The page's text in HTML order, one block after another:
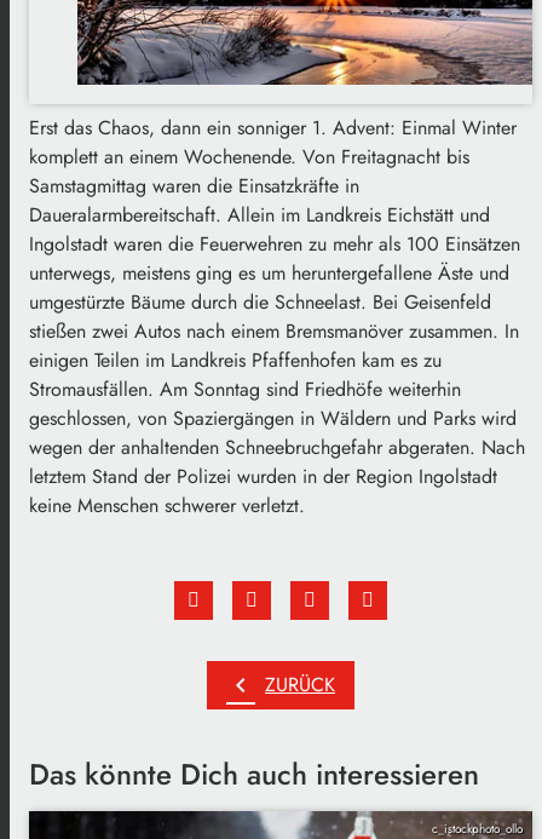
Erst das Chaos, dann ein sonniger 1. Advent: Einmal Winter
komplett an einem Wochenende. Von Freitagnacht bis
Samstagmittag waren die Einsatzkräfte in
Daueralarmbereitschaft. Allein im Landkreis Eichstätt und
Ingolstadt waren die Feuerwehren zu mehr als 100 Einsätzen
unterwegs, meistens ging es um heruntergefallene Äste und
umgestürzte Bäume durch die Schneelast. Bei Geisenfeld
stießen zwei Autos nach einem Bremsmanöver zusammen. In
einigen Teilen im Landkreis Pfaffenhofen kam es zu
Stromausfällen. Am Sonntag sind Friedhöfe weiterhin
geschlossen, von Spaziergängen in Wäldern und Parks wird
wegen der anhaltenden Schneebruchgefahr abgeraten. Nach
letztem Stand der Polizei wurden in der Region Ingolstadt
keine Menschen schwerer verletzt.
chevron_left ZURÜCK
Das könnte Dich auch interessieren
c_istockphoto_ollo